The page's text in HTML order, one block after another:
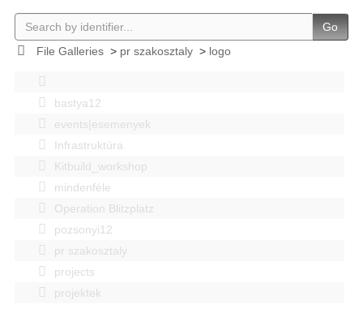
Go
File Galleries> pr szakosztaly> logo
bastya12
events|esemenyek
Infrastruktúra
Kitbuild_workshop
mindenféle
Operation Blitzplatz
pozsonyi12
pr szakosztaly
projects
projektek